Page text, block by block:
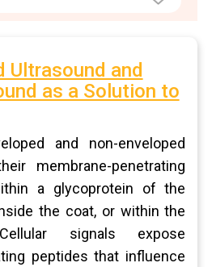
Ultrasound and
as a Solution to
and non-enveloped
membrane-penetrating
a glycoprotein of the
the coat, or within the
signals expose
peptides that influence